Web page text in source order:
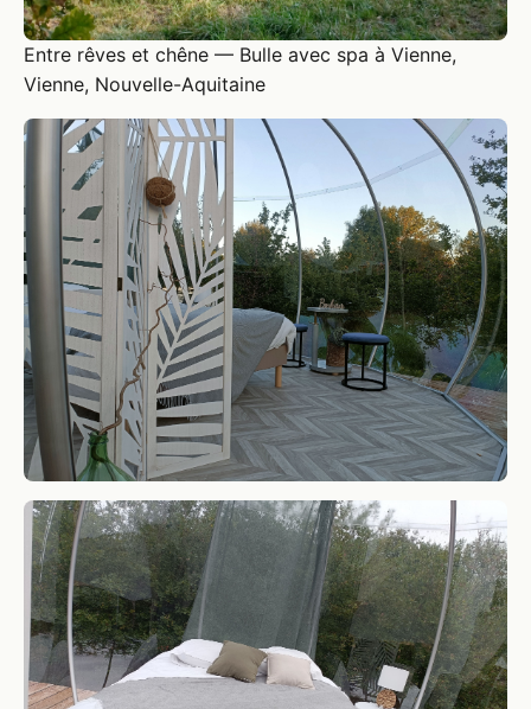
Entre rêves et chêne — Bulle avec spa à Vienne,
Vienne, Nouvelle-Aquitaine